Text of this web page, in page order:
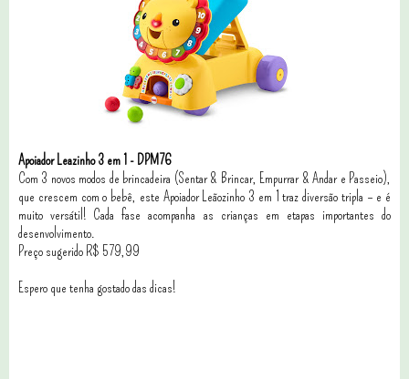
Apoiador Leazinho 3 em 1 - DPM76
Com 3 novos modos de brincadeira (Sentar & Brincar, Empurrar & Andar e Passeio),
que crescem com o bebê, este Apoiador Leãozinho 3 em 1 traz diversão tripla – e é
muito versátil! Cada fase acompanha as crianças em etapas importantes do
desenvolvimento.
Preço sugerido R$ 579,99
Espero que tenha gostado das dicas!